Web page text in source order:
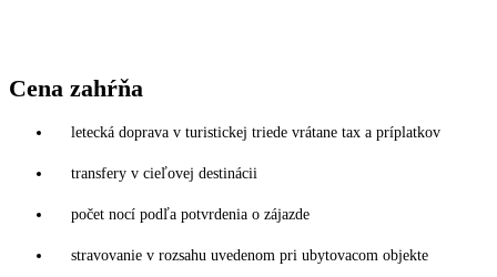
Cena zahŕňa
letecká doprava v turistickej triede vrátane tax a príplatkov
transfery v cieľovej destinácii
počet nocí podľa potvrdenia o zájazde
stravovanie v rozsahu uvedenom pri ubytovacom objekte